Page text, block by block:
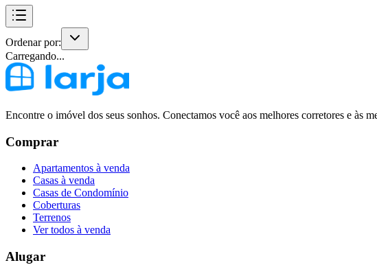
Ordenar por:
Carregando...
Encontre o imóvel dos seus sonhos. Conectamos você aos melhores corretores e às
Comprar
Apartamentos à venda
Casas à venda
Casas de Condomínio
Coberturas
Terrenos
Ver todos à venda
Alugar